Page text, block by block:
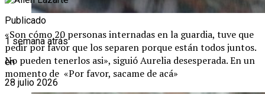
«Son cómo 20 personas internadas en la guardia, tuve que
pedir por favor que los separen porque están todos juntos.
No pueden tenerlos asi», siguió Aurelia desesperada. En un
momento de «Por favor, sacame de acá»
Publicado
1 semana atrás
en
28 julio 2026